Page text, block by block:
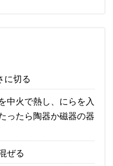
に切る
中火で熱し、にらを入
ったら陶器か磁器の器
ぜる